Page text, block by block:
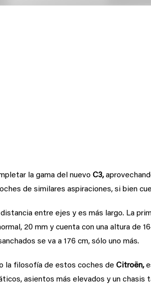
la gama del nuevo C3,
de similares aspiraciones, si bien
entre ejes y es más largo. La
20 mm y cuenta con una altura de
se va a 176 cm, sólo uno más.
la filosofía de estos coches de Citroën,
asientos más elevados y un